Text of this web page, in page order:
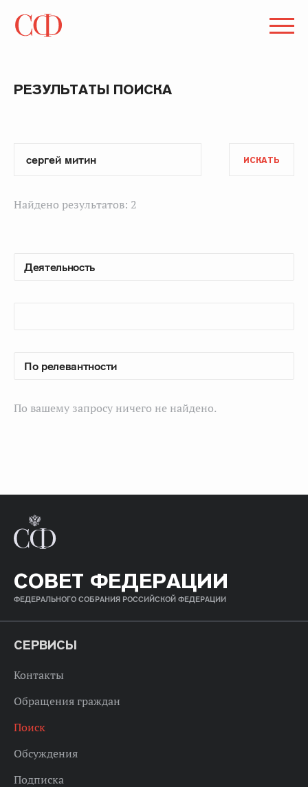
РЕЗУЛЬТАТЫ ПОИСКА
ИСКАТЬ
Найдено результатов: 2
По вашему запросу ничего не найдено.
СОВЕТ ФЕДЕРАЦИИ
ФЕДЕРАЛЬНОГО СОБРАНИЯ РОССИЙСКОЙ ФЕДЕРАЦИИ
СЕРВИСЫ
Контакты
Обращения граждан
Поиск
Обсуждения
Подписка